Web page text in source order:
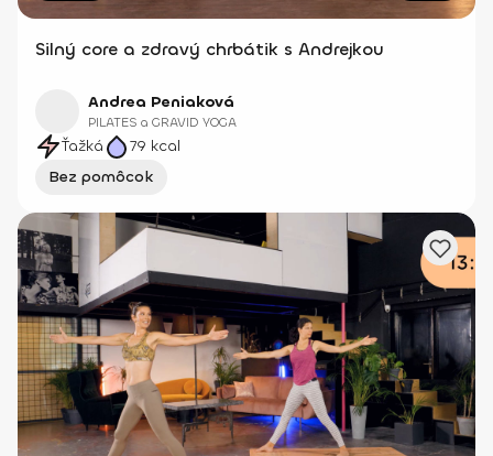
Silný core a zdravý chrbátik s Andrejkou
Andrea Peniaková
PILATES a GRAVID YOGA
Ťažká 79 kcal
Bez pomôcok